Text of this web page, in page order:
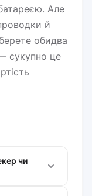
Але
й
обидва
сукупно це
чи